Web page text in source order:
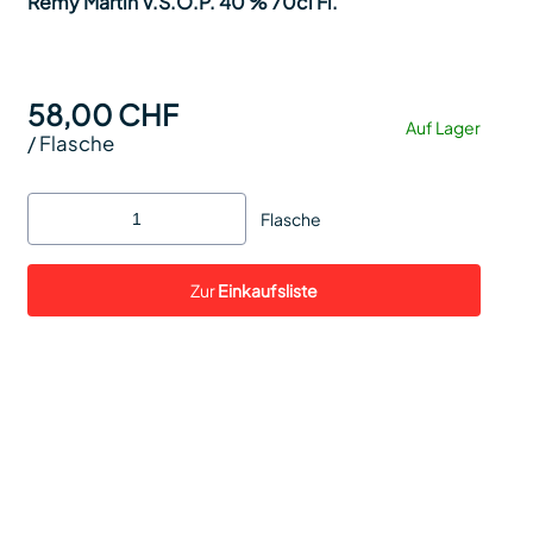
Auf Lager
58,00 CHF
/Flasche
Flasche
ZurEinkaufsliste